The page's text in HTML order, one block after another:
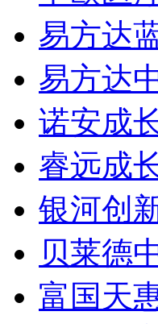
易方达
易方达
诺安成
睿远成
银河创
贝莱德
富国天